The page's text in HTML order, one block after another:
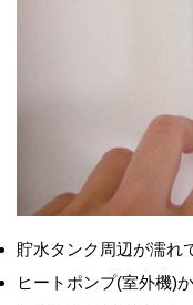
貯水タンク周辺が濡れ
ヒートポンプ(室外機)